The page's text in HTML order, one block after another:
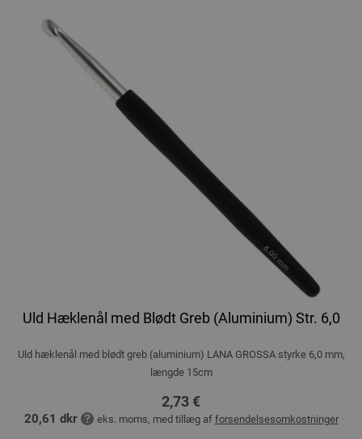
Uld Hæklenål med Blødt Greb (Aluminium) Str. 6,0
Uld hæklenål med blødt greb (aluminium) LANA GROSSA styrke 6,0 mm,
længde 15cm
2,73 €
20,61 dkr eks. moms, med tillæg af forsendelsesomkostninger